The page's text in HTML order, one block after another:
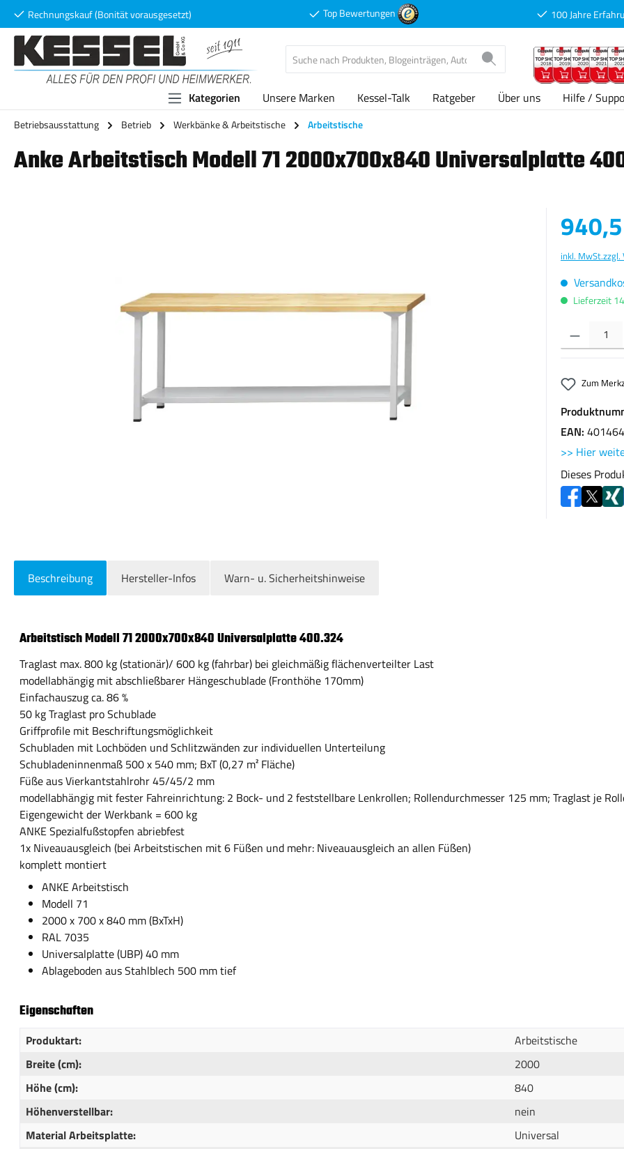
Hauptinhalt springen
Zur Suche springen
Zur Hauptnavigation springen
Rechnungskauf (Bonität vorausgesetzt) Top Bewertungen 100 Jahre
Kategorien Unsere Marken Kessel-Talk Ratgeber Über uns Hilfe /
Betriebsausstattung Betrieb Werkbänke & Arbeitstische Arbeitstische
Anke Arbeitstisch Modell 71 2000x700x840 Universalplatte
inkl. MwSt.zzgl.
Lieferzeit
Zum
EAN:
>> Hier
Dieses
Beschreibung Hersteller-Infos Warn- u. Sicherheitshinweise
Arbeitstisch Modell 71 2000x700x840 Universalplatte 400.324
Traglast max. 800 kg (stationär)/ 600 kg (fahrbar) bei gleichmäßig flächenverteilter Last
modellabhängig mit abschließbarer Hängeschublade (Fronthöhe 170mm)
Einfachauszug ca. 86 %
50 kg Traglast pro Schublade
Griffprofile mit Beschriftungsmöglichkeit
Schubladen mit Lochböden und Schlitzwänden zur individuellen Unterteilung
Schubladeninnenmaß 500 x 540 mm; BxT (0,27 m² Fläche)
Füße aus Vierkantstahlrohr 45/45/2 mm
modellabhängig mit fester Fahreinrichtung: 2 Bock- und 2 feststellbare Lenkrollen; Rollendurchmesser 125 mm; Traglast je
Eigengewicht der Werkbank = 600 kg
ANKE Spezialfußstopfen abriebfest
1x Niveauausgleich (bei Arbeitstischen mit 6 Füßen und mehr: Niveauausgleich an allen Füßen)
komplett montiert
ANKE Arbeitstisch
Modell 71
2000 x 700 x 840 mm (BxTxH)
RAL 7035
Universalplatte (UBP) 40 mm
Ablageboden aus Stahlblech 500 mm tief
Eigenschaften
Produktart:
Arbeitstische
Breite (cm):
2000
Höhe (cm):
840
Höhenverstellbar:
nein
Material Arbeitsplatte:
Universal